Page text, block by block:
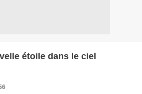
étoile dans le ciel